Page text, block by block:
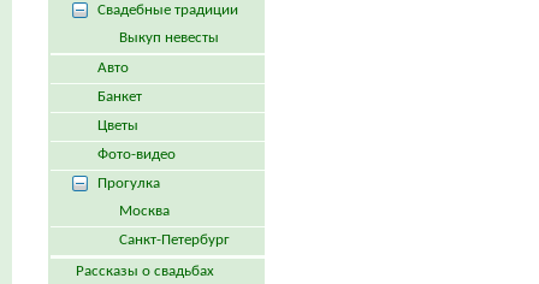
Свадебные традиции
Выкуп невесты
Авто
Банкет
Цветы
Фото-видео
Прогулка
Москва
Санкт-Петербург
Рассказы о свадьбах